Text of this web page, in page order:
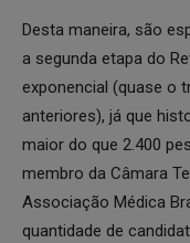
Desta maneira, são
a segunda etapa do
exponencial (quase o
anteriores), já que
maior do que 2.400
membro da Câmara
Associação Médica
quantidade de